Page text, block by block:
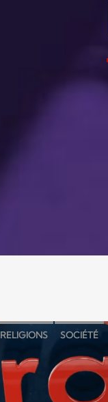
RELIGIONS SOCIÉTÉ